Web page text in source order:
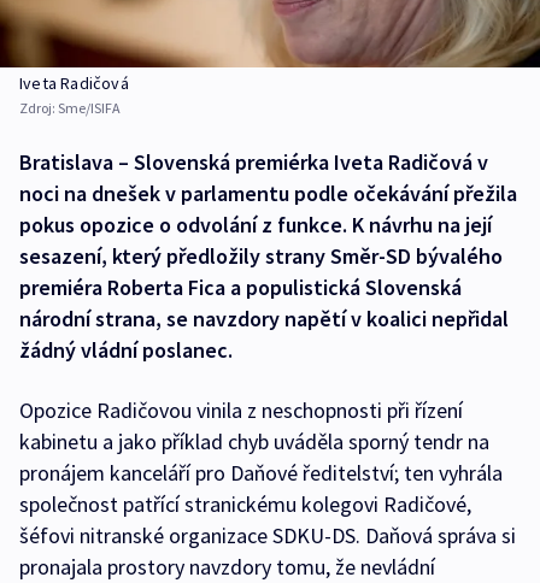
Iveta Radičová
Zdroj: Sme/ISIFA
Bratislava – Slovenská premiérka Iveta Radičová v
noci na dnešek v parlamentu podle očekávání přežila
pokus opozice o odvolání z funkce. K návrhu na její
sesazení, který předložily strany Směr-SD bývalého
premiéra Roberta Fica a populistická Slovenská
národní strana, se navzdory napětí v koalici nepřidal
žádný vládní poslanec.
Opozice Radičovou vinila z neschopnosti při řízení
kabinetu a jako příklad chyb uváděla sporný tendr na
pronájem kanceláří pro Daňové ředitelství; ten vyhrála
společnost patřící stranickému kolegovi Radičové,
šéfovi nitranské organizace SDKU-DS. Daňová správa si
pronajala prostory navzdory tomu, že nevládní